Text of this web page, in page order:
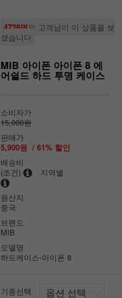
4728명의 고객님이 이 상품을 보
셨습니다
MIB 아이폰 아이폰 8 에
어쉴드 하드 투명 케이스
소비자가
15,000원
판매가
5,900원 / 61% 할인
배송비
(조건)
지역별
원산지
중국
브랜드
MIB
모델명
하드케이스-아이폰 8
기종선택